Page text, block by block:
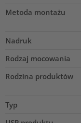
Metoda montażu
Nadruk
Rodzaj mocowania
Rodzina produktów
Typ